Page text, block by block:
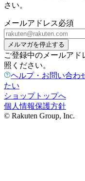
さい。
メールアドレス必須
メルマガを停止する
ご登録中のメールア
照ください。
ヘルプ・お問い合わ
たい
ショップトップへ
個人情報保護方針
© Rakuten Group, Inc.